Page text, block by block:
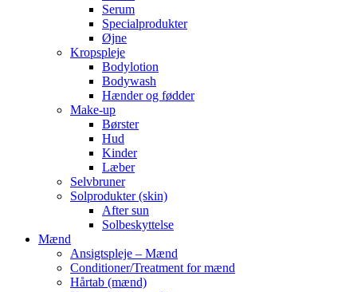
Serum
Specialprodukter
Øjne
Kropspleje
Bodylotion
Bodywash
Hænder og fødder
Make-up
Børster
Hud
Kinder
Læber
Selvbruner
Solprodukter (skin)
After sun
Solbeskyttelse
Mænd
Ansigtspleje – Mænd
Conditioner/Treatment for mænd
Hårtab (mænd)